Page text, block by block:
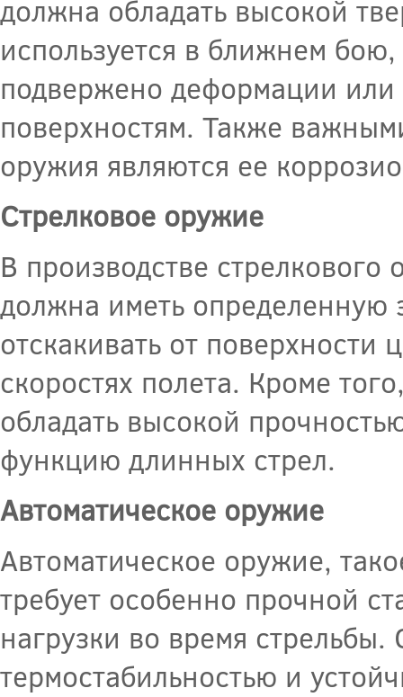
должна обладать высокой
используется в ближнем
подвержено деформации
поверхностям. Также
оружия являются ее
Стрелковое оружие
В производстве стрелкового
должна иметь определенную
отскакивать от
скоростях полета. Кроме
обладать высокой
функцию длинных стрел.
Автоматическое оружие
Автоматическое оружие,
требует особенно прочной
нагрузки во время
термостабильностью и